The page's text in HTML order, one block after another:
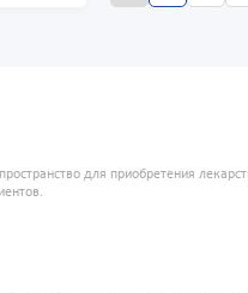
для приобретения